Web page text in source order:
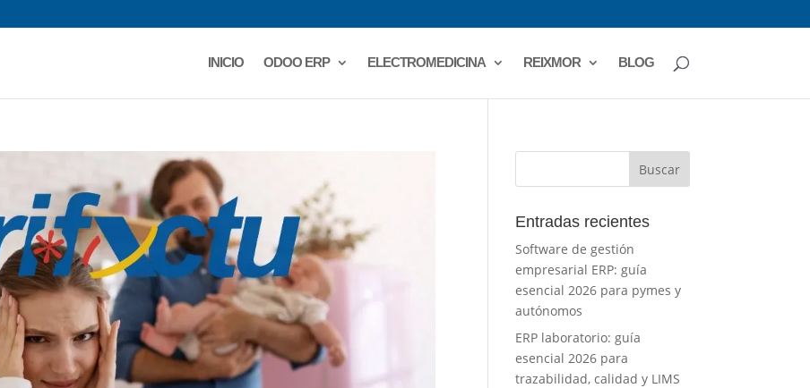
INICIO ODOO ERP ELECTROMEDICINA REIXMOR BLOG
Entradas recientes
Software de gestión
empresarial ERP: guía
esencial 2026 para pymes y
autónomos
ERP laboratorio: guía
esencial 2026 para
trazabilidad, calidad y LIMS